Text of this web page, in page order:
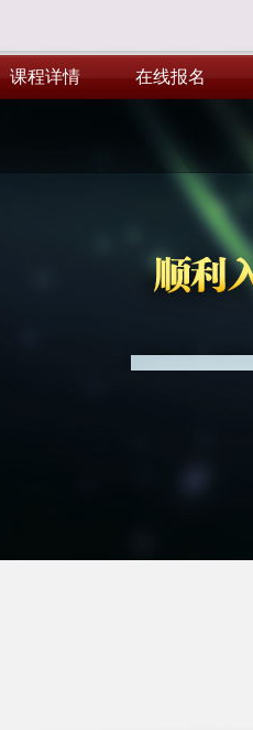
课程详情 在线报名